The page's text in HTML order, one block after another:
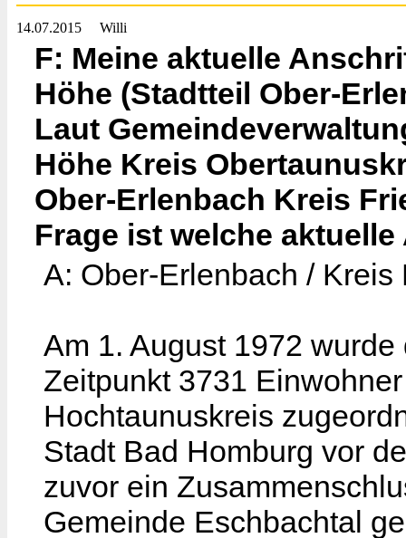
14.07.2015 Willi
F: Meine aktuelle
Höhe (Stadtteil Ober-
Laut
Höhe Kreis
Ober-Erlenbach Kreis
Frage ist welche
A: Ober-Erlenbach /
Am 1. August 1972
Zeitpunkt 3731
Hochtaunuskreis
Stadt Bad Homburg vor
zuvor ein
Gemeinde Eschbachtal